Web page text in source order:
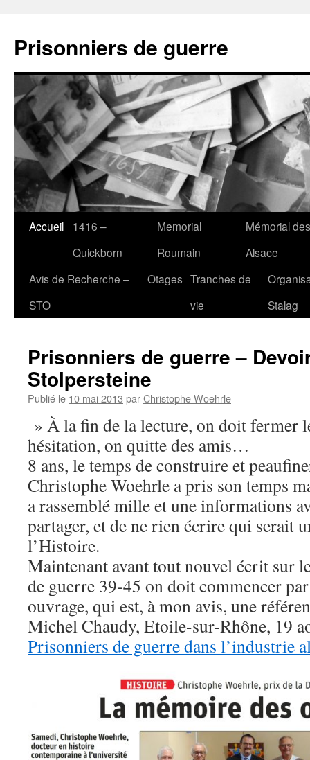
contenu
Prisonniers de guerre
Accueil
1416 –
Quickborn
Memorial
Roumain
Mémorial
Alsace
Avis de Recherche –
STO
Otages Tranches de
vie
Stalag
Prisonniers de guerre –
Stolpersteine
Publié le 10 mai 2013 parChristophe Woehrle
» À la fin de la lecture, on doit fermer
hésitation, on quitte des amis…
8 ans, le temps de construire et
Christophe Woehrle a pris son temps
a rassemblé mille et une informations
partager, et de ne rien écrire qui serait
l’Histoire.
Maintenant avant tout nouvel écrit sur
de guerre 39-45 on doit commencer
ouvrage, qui est, à mon avis, une
Michel Chaudy, Etoile-sur-Rhône, 19
Prisonniers de guerre dans l’industrie